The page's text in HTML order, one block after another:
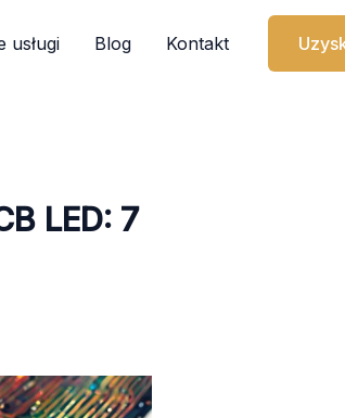
usługi Blog Kontakt
LED: 7